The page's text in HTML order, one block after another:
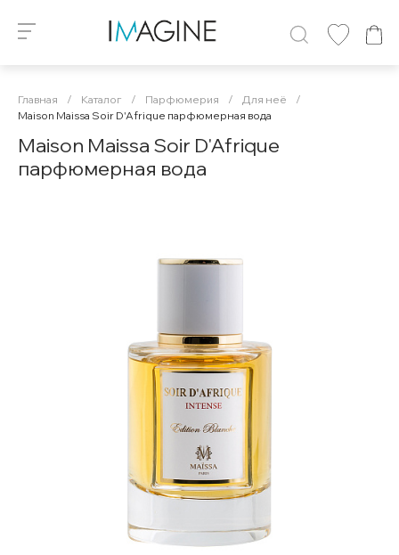
Главная / Каталог / Парфюмерия / Для неё
/
Maison Maissa Soir D'Afrique парфюмерная вода
Maison Maissa Soir D'Afrique
парфюмерная вода